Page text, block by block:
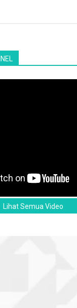
Lihat Semua Video